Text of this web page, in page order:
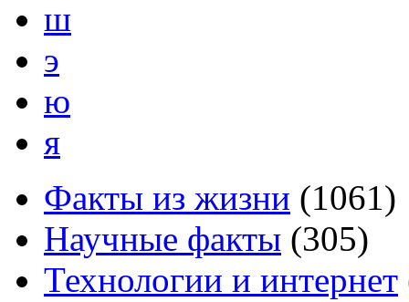
ш
э
ю
я
Факты из жизни (1061)
Научные факты (305)
Технологии и интернет